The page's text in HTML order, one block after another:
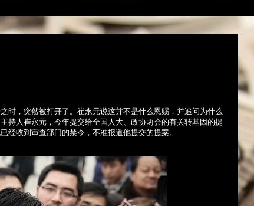
时，突然被打开了。崔永元说这并不是什么恩赐，并追问为什么
持人崔永元，今年提交给全国人大、政协两会的有关转基因的提
经收到审查部门的禁令，不准报道他提交的提案。